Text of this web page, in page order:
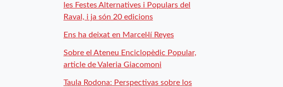
les Festes Alternatives i Populars del
Raval, i ja són 20 edicions
Ens ha deixat en Marcel·lí Reyes
Sobre el Ateneu Enciclopèdic Popular,
article de Valeria Giacomoni
Taula Rodona: Perspectivas sobre los